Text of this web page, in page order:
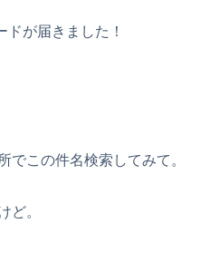
が届きました！
でこの件名検索してみて。
ど。